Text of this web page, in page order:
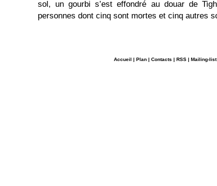
sol, un gourbi s’est effondré au douar de
personnes dont cinq sont mortes et cinq autres
Accueil | Plan | Contacts | RSS | Mailing-list